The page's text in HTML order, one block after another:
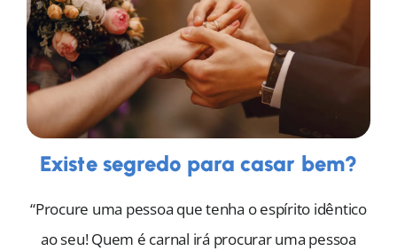
Existe segredo para casar bem?
“Procure uma pessoa que tenha o espírito idêntico
ao seu! Quem é carnal irá procurar uma pessoa